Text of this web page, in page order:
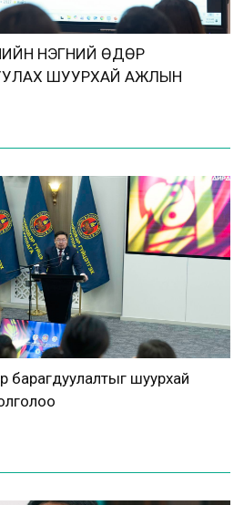
НЭГНИЙ ӨДӨР
ШУУРХАЙ АЖЛЫН
барагдуулалтыг шуурхай